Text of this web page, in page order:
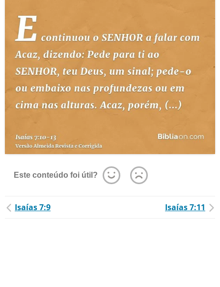
Este conteúdo foi útil?
Isaías 7:9 Isaías 7:11